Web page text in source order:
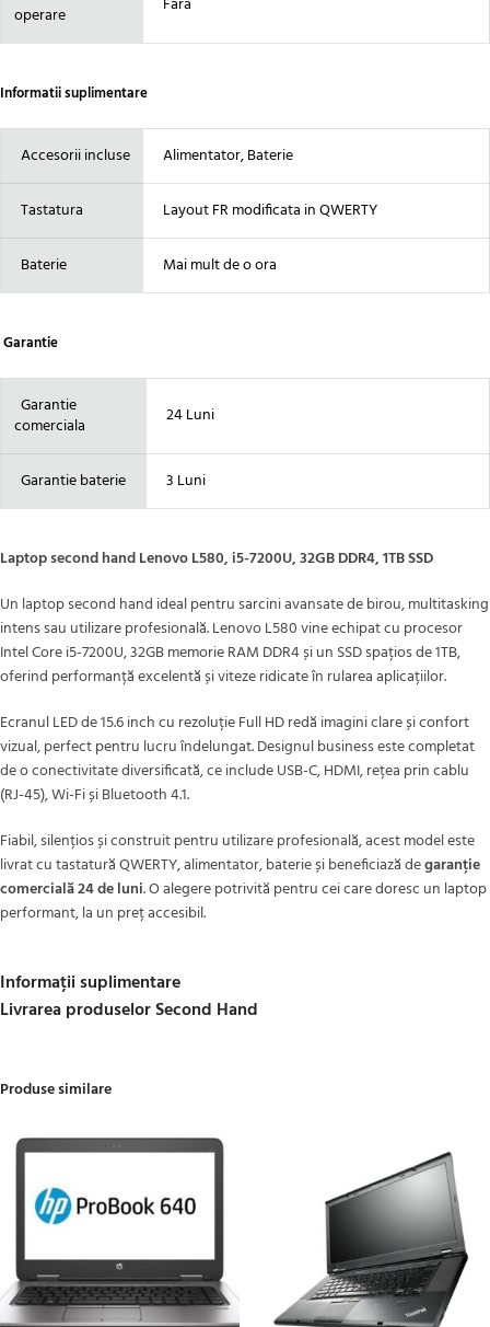
operare
Fara
Informatii suplimentare
Accesorii incluse Alimentator, Baterie
Tastatura Layout FR modificata in QWERTY
Baterie Mai mult de o ora
Garantie
Garantie
comerciala
24 Luni
Garantie baterie 3 Luni
Laptop second hand Lenovo L580, i5-7200U, 32GB DDR4, 1TB SSD
Un laptop second hand ideal pentru sarcini avansate de birou, multitasking
intens sau utilizare profesională. Lenovo L580 vine echipat cu procesor
Intel Core i5-7200U, 32GB memorie RAM DDR4 și un SSD spațios de 1TB,
oferind performanță excelentă și viteze ridicate în rularea aplicațiilor.
Ecranul LED de 15.6 inch cu rezoluție Full HD redă imagini clare și confort
vizual, perfect pentru lucru îndelungat. Designul business este completat
de o conectivitate diversificată, ce include USB-C, HDMI, rețea prin cablu
(RJ-45), Wi-Fi și Bluetooth 4.1.
Fiabil, silențios și construit pentru utilizare profesională, acest model este
livrat cu tastatură QWERTY, alimentator, baterie și beneficiază degaranție
comercială 24 de luni. O alegere potrivită pentru cei care doresc un laptop
performant, la un preț accesibil.
Informații suplimentare
Livrarea produselor Second Hand
Produse similare